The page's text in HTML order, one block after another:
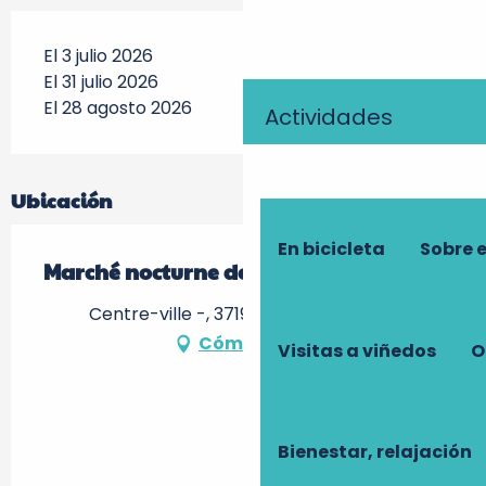
Actividades
En bicicleta Sobre
Visitas a viñedos
Bienestar, relajación
El 3 julio 2026
El 31 julio 2026
El 28 agosto 2026
Ubicación
Marché nocturne de Azay-le-Rideau
Centre-ville -, 37190 Azay-le-Rideau
Cómo llegar